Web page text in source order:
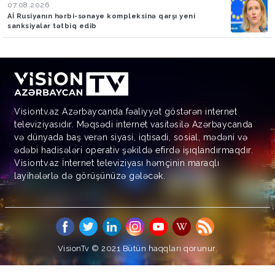
07.08.2026
Aİ Rusiyanın hərbi-sənaye kompleksinə qarşı yeni
sanksiyalar tətbiq edib
Visiontv.az Azərbaycanda fəaliyyət göstərən internet
televiziyasıdır. Məqsədi internet vasitəsilə Azərbaycanda
və dünyada baş verən siyasi, iqtisadi, sosial, mədəni və
ədəbi hadisələri operativ şəkildə efirdə işıqlandırmaqdır.
Visiontv.az İnternet televiziyası həmçinin maraqlı
layihələrlə də görüşünüzə gələcək.
VisionTv © 2021Bütün haqqları qorunur.